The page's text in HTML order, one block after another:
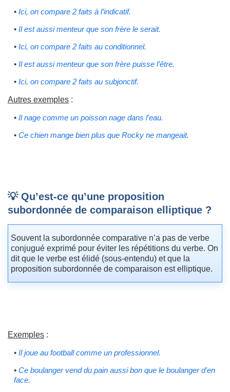
• Ici, on compare 2 faits à l’indicatif.
• Il est aussi menteur que son frère le serait.
• Ici, on compare 2 faits au conditionnel.
• Il est aussi menteur que son frère puisse l’être.
• Ici, on compare 2 faits au subjonctif.
Autres exemples :
• Il nage comme un poisson nage dans l’eau.
• Ce chien mange bien plus que Rocky ne mangeait.
💡 Qu’est-ce qu’une proposition
subordonnée de comparaison elliptique ?
Souvent la subordonnée comparative n’a pas de verbe
conjugué exprimé pour éviter les répétitions du verbe. On
dit que le verbe est élidé (sous-entendu) et que la
proposition subordonnée de comparaison est elliptique.
Exemples :
• Il joue au football comme un professionnel.
• Ce boulanger vend du pain aussi bon que le boulanger d’en
face.